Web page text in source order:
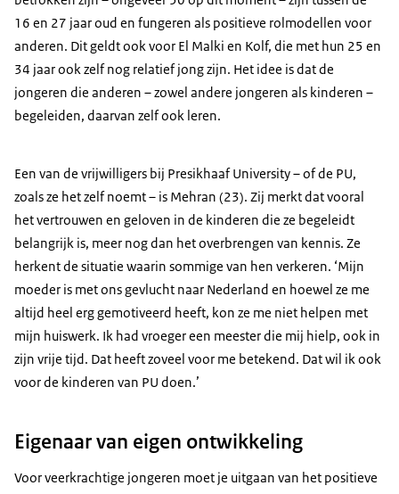
16 en 27 jaar oud en fungeren als positieve rolmodellen voor
anderen. Dit geldt ook voor El Malki en Kolf, die met hun 25 en
34 jaar ook zelf nog relatief jong zijn. Het idee is dat de
jongeren die anderen – zowel andere jongeren als kinderen –
begeleiden, daarvan zelf ook leren.
Een van de vrijwilligers bij Presikhaaf University – of de PU,
zoals ze het zelf noemt – is Mehran (23). Zij merkt dat vooral
het vertrouwen en geloven in de kinderen die ze begeleidt
belangrijk is, meer nog dan het overbrengen van kennis. Ze
herkent de situatie waarin sommige van hen verkeren. ‘Mijn
moeder is met ons gevlucht naar Nederland en hoewel ze me
altijd heel erg gemotiveerd heeft, kon ze me niet helpen met
mijn huiswerk. Ik had vroeger een meester die mij hielp, ook in
zijn vrije tijd. Dat heeft zoveel voor me betekend. Dat wil ik ook
voor de kinderen van PU doen.’
Eigenaar van eigen ontwikkeling
Voor veerkrachtige jongeren moet je uitgaan van het positieve